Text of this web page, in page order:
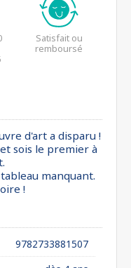
Satisfait ou
remboursé
d'art a disparu !
sois le premier à
manquant.
!
9782733881507